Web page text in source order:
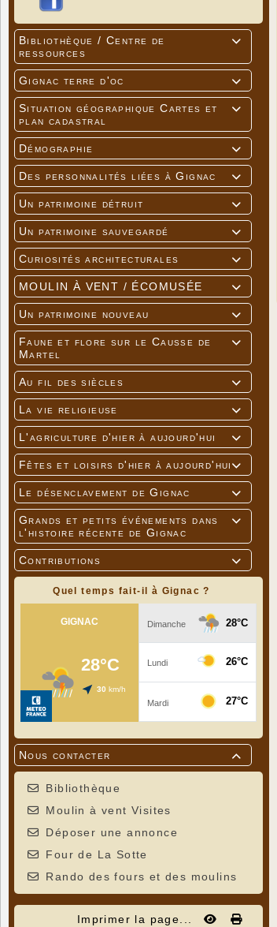

Bibliothèque / Centre de
ressources

Gignac terre d'oc

Situation géographique Cartes et
plan cadastral

Démographie

Des personnalités liées à Gignac

Un patrimoine détruit

Un patrimoine sauvegardé

Curiosités architecturales

MOULIN À VENT / ÉCOMUSÉE

Un patrimoine nouveau

Faune et flore sur le Causse de
Martel

Au fil des siècles

La vie religieuse

L'agriculture d'hier à aujourd'hui

Fêtes et loisirs d'hier à aujourd'hui

Le désenclavement de Gignac

Grands et petits événements dans
l'histoire récente de Gignac

Contributions
Quel temps fait-il à Gignac ?

Nous contacter
Bibliothèque
Moulin à vent Visites
Déposer une annonce
Four de La Sotte
Rando des fours et des moulins
Imprimer la page...